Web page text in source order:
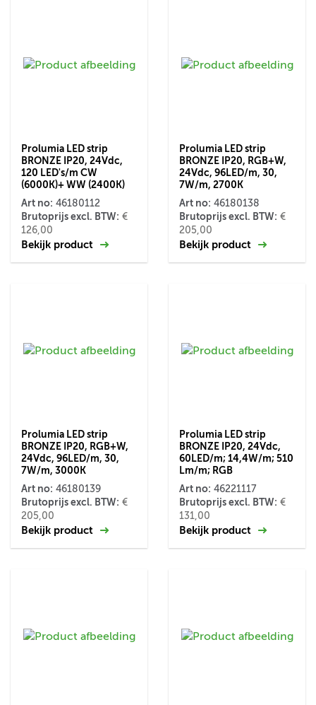
Prolumia LED strip
BRONZE IP20, 24Vdc,
120 LED's/m CW
(6000K)+ WW (2400K)
Art no: 46180112
Brutoprijs excl. BTW: €
126,00
Bekijk product
Prolumia LED strip
BRONZE IP20, RGB+W,
24Vdc, 96LED/m, 30,
7W/m, 2700K
Art no: 46180138
Brutoprijs excl. BTW: €
205,00
Bekijk product
Prolumia LED strip
BRONZE IP20, RGB+W,
24Vdc, 96LED/m, 30,
7W/m, 3000K
Art no: 46180139
Brutoprijs excl. BTW: €
205,00
Bekijk product
Prolumia LED strip
BRONZE IP20, 24Vdc,
60LED/m; 14,4W/m; 510
Lm/m; RGB
Art no: 46221117
Brutoprijs excl. BTW: €
131,00
Bekijk product